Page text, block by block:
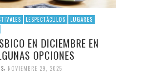
LESPECTÁCULOS
LUGARES
EN DICIEMBRE EN
OPCIONES
, NOVIEMBRE 29, 2025